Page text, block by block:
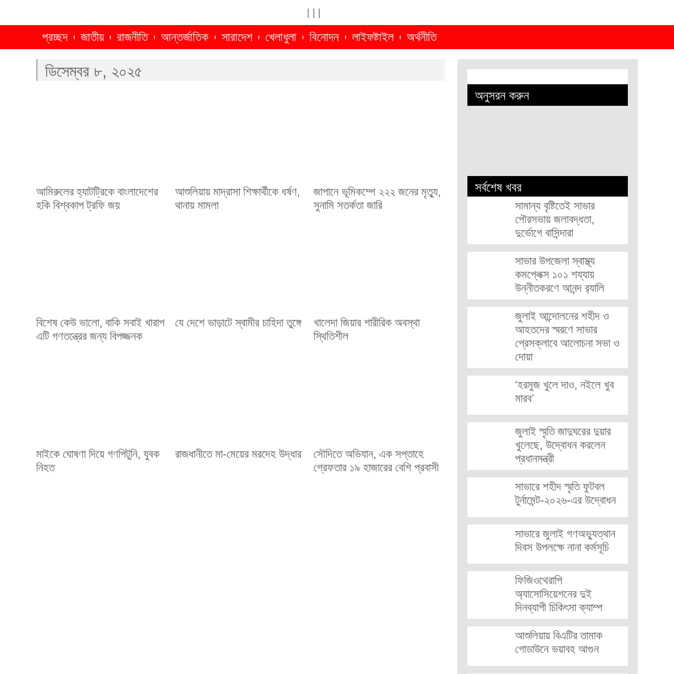
প্রচ্ছদ জাতীয় রাজনীতি আন্তর্জাতিক সারাদেশ খেলাধুলা বিনোদন লাইফষ্টাইল অর্থনীতি
ডিসেম্বর ৮, ২০২৫
আমিরুলের হ্যাটট্রিকে বাংলাদেশের
হকি বিশ্বকাপ ট্রফি জয়
আশুলিয়ায় মাদ্রাসা শিক্ষার্থীকে ধর্ষণ,
থানায় মামলা
জাপানে ভূমিকম্পে ২২২ জনের মৃত্যু,
সুনামি সতর্কতা জারি
বিশেষ কেউ ভালো, বাকি সবাই খারাপ
এটি গণতন্ত্রের জন্য বিপজ্জনক
যে দেশে ভাড়াটে স্বামীর চাহিদা তুঙ্গে
খালেদা জিয়ার শারীরিক অবস্থা
স্থিতিশীল
মাইকে ঘোষণা দিয়ে গণপিটুনি, যুবক
নিহত
রাজধানীতে মা-মেয়ের মরদেহ উদ্ধার
সৌদিতে অভিযান, এক সপ্তাহে
গ্রেফতার ১৯ হাজারের বেশি প্রবাসী
অনুসরন করুন
সর্বশেষ খবর
সামান্য বৃষ্টিতেই সাভার
পৌরসভায় জলাবদ্ধতা,
দুর্ভোগে বাসিন্দারা
সাভার উপজেলা স্বাস্থ্য
কমপ্লেক্স ১০১ শয্যায়
উন্নীতকরণে আনন্দ র‍্যালি
জুলাই আন্দোলনের শহীদ ও
আহতদের স্মরণে সাভার
প্রেসক্লাবে আলোচনা সভা ও
দোয়া
‘হরমুজ খুলে দাও, নইলে খুব
মারব’
জুলাই স্মৃতি জাদুঘরের দুয়ার
খুলেছে, উদ্বোধন করলেন
প্রধানমন্ত্রী
সাভারে শহীদ স্মৃতি ফুটবল
টুর্নামেন্ট-২০২৬-এর উদ্বোধন
সাভারে জুলাই গণঅভ্যুত্থান
দিবস উপলক্ষে নানা কর্মসূচি
ফিজিওথেরাপি
অ্যাসোসিয়েশনের দুই
দিনব্যাপী চিকিৎসা ক্যাম্প
আশুলিয়ায় বিএটির তামাক
গোডাউনে ভয়াবহ আগুন